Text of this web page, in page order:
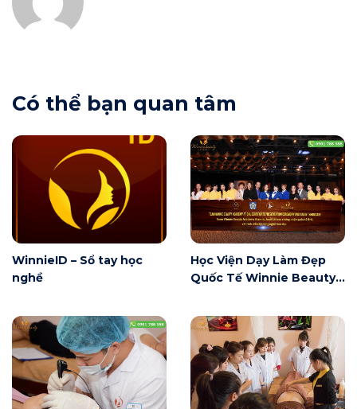
Có thể bạn quan tâm
WinnieID – Sổ tay học
nghề
Học Viện Dạy Làm Đẹp
Quốc Tế Winnie Beauty